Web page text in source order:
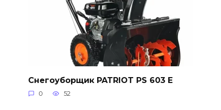
Снегоуборщик PATRIOT PS 603 E
0 52